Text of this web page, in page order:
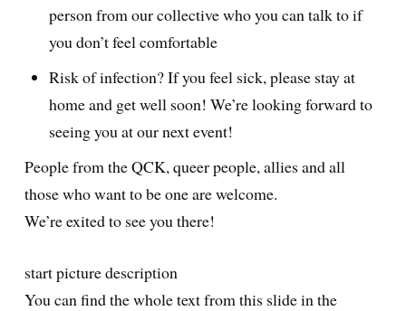
person from our collective who you can talk to if
you don’t feel comfortable
Risk of infection? If you feel sick, please stay at
home and get well soon! We’re looking forward to
seeing you at our next event!
People from the QCK, queer people, allies and all
those who want to be one are welcome.
We’re exited to see you there!
start picture description
You can find the whole text from this slide in the